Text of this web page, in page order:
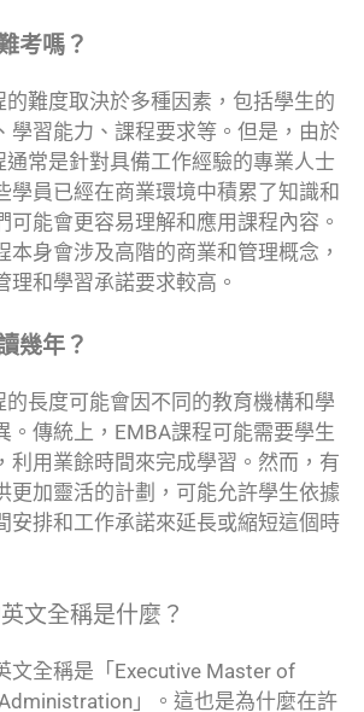
考嗎？
的難度取決於多種因素，包括學生的
學習能力、課程要求等。但是，由於
通常是針對具備工作經驗的專業人士
學員已經在商業環境中積累了知識和
可能會更容易理解和應用課程內容。
本身會涉及高階的商業和管理概念，
理和學習承諾要求較高。
幾年？
的長度可能會因不同的教育機構和學
。傳統上，EMBA課程可能需要學生
利用業餘時間來完成學習。然而，有
更加靈活的計劃，可能允許學生依據
安排和工作承諾來延長或縮短這個時
文全稱是什麼？
文全稱是「Executive Master of
」。這也是為什麼在許